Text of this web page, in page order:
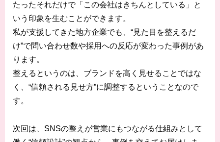
たったそれだけで「この会社はきちんとしている」と
いう印象を生むことができます。
私が支援してきた地方企業でも、“見た目を整えるだ
け”で問い合わせ数や採用への反応が変わった事例があ
ります。
整えるというのは、ブランドを高く見せることではな
く、“信頼される見せ方”に調整するということなので
す。
次回は、SNSの整えが営業にもつながる仕組みとして